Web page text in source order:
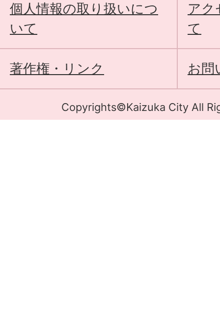
個人情報の取り扱いにつ
いて
アク
て
著作権・リンク お問
Copyrights©Kaizuka City All